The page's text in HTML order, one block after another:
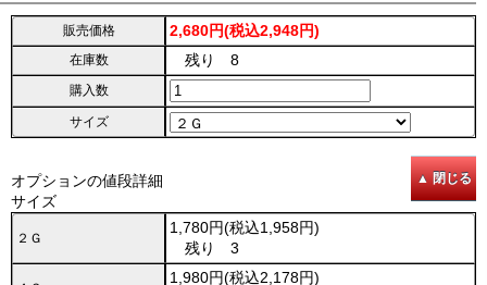
販売価格 2,680円(税込2,948円)
在庫数 残り 8
購入数
サイズ
オプションの値段詳細
サイズ
２Ｇ
1,780円(税込1,958円)
残り 3
1,980円(税込2,178円)